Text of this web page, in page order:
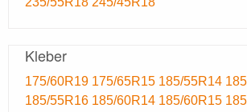
Kleber
175/60R19 175/65R15 185/55R14
185/55R16 185/60R14 185/60R15